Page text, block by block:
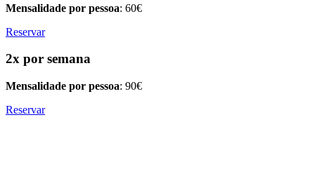
Mensalidade por pessoa: 60€
Reservar
2x por semana
Mensalidade por pessoa: 90€
Reservar